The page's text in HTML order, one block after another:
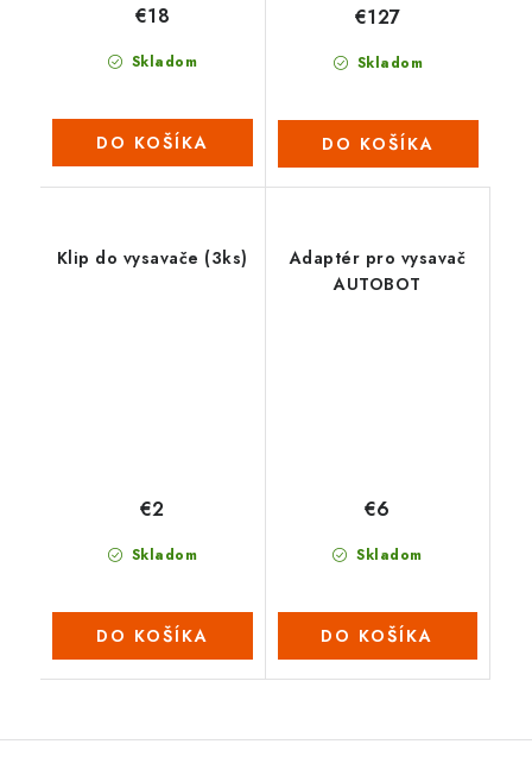
Skladom
€18
DO KOŠÍKA
Skladom
€127
DO KOŠÍKA
Klip do vysavače (3ks)
Skladom
€2
DO KOŠÍKA
Adaptér pro vysavač
AUTOBOT
Skladom
€6
DO KOŠÍKA